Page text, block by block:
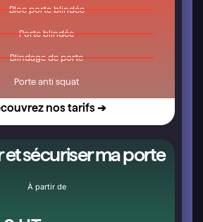
Bloc porte blindée
Porte blindée
Blindage de porte
Porte anti squat
nos tarifs ➔
et sécuriser ma porte
À partir de